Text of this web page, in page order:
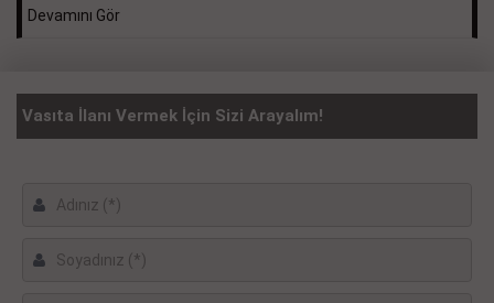
Devamını Gör
Vasıta İlanı Vermek İçin Sizi Arayalım!